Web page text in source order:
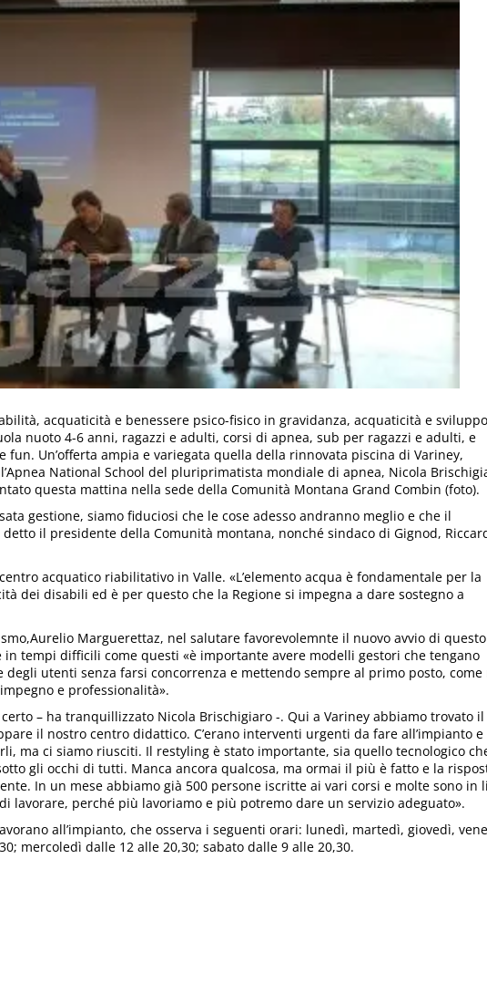
acquaticità e benessere psico-fisico in gravidanza, acquaticità e sviluppo
nuoto 4-6 anni, ragazzi e adulti, corsi di apnea, sub per ragazzi e adulti, e
fun. Un’offerta ampia e variegata quella della rinnovata piscina di Variney,
National School del pluriprimatista mondiale di apnea, Nicola
questa mattina nella sede della Comunità Montana Grand Combin (foto).
gestione, siamo fiduciosi che le cose adesso andranno meglio e che il
il presidente della Comunità montana, nonché sindaco di Gignod,
acquatico riabilitativo in Valle. «L’elemento acqua è fondamentale per la
dei disabili ed è per questo che la Regione si impegna a dare sostegno a
Marguerettaz, nel salutare favorevolemnte il nuovo avvio di questo
tempi difficili come questi «è importante avere modelli gestori che tengano
degli utenti senza farsi concorrenza e mettendo sempre al primo posto, come
e professionalità».
certo – ha tranquillizzato Nicola Brischigiaro -. Qui a Variney abbiamo trovato il
il nostro centro didattico. C’erano interventi urgenti da fare all’impianto e
ma ci siamo riusciti. Il restyling è stato importante, sia quello tecnologico
gli occhi di tutti. Manca ancora qualcosa, ma ormai il più è fatto e la
In un mese abbiamo già 500 persone iscritte ai vari corsi e molte sono in
lavorare, perché più lavoriamo e più potremo dare un servizio adeguato».
all’impianto, che osserva i seguenti orari: lunedì, martedì, giovedì,
mercoledì dalle 12 alle 20,30; sabato dalle 9 alle 20,30.